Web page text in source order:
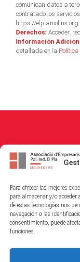
Para ofrecer las mejores
para almacenar y/o
de estas tecnologías nos
navegación o las
consentimiento, puede
funciones.
comunican datos a
contratado los
https://elplamolins.org
Derechos: Acceder,
Información
detallada en la
© 2026Associació
Rights Reserved.
Política de Cookies|